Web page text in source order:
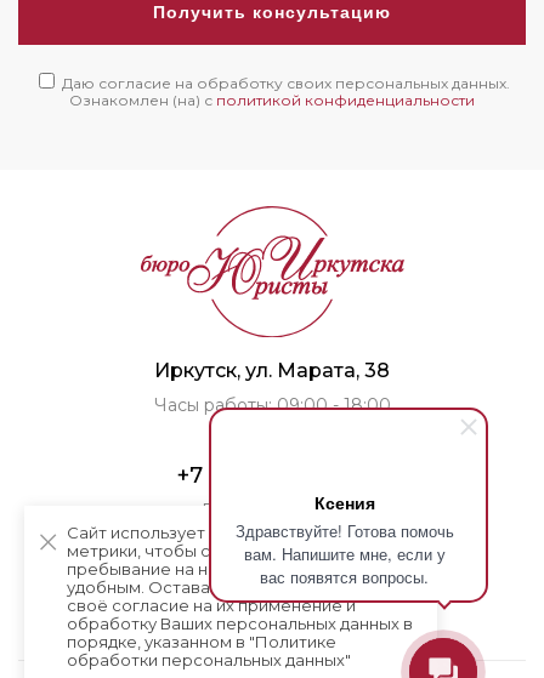
Ксения
Здравствуйте! Готова помочь
вам. Напишите мне, если у
вас появятся вопросы.
Получить консультацию
Даю согласие на обработку своих персональных данных.
Ознакомлен (на) с политикой конфиденциальности
Иркутск, ул. Марата, 38
Часы работы: 09:00 - 18:00
+7 (3952) 707-751
707-751@mail.ru
Сайт использует cookie-файлы и сервисы
метрики, чтобы сделать Ваше
пребывание на нём максимально
удобным. Оставаясь на сайте, Вы даёте
своё согласие на их применение и
обработку Ваших персональных данных в
порядке, указанном в "Политике
обработки персональных данных"